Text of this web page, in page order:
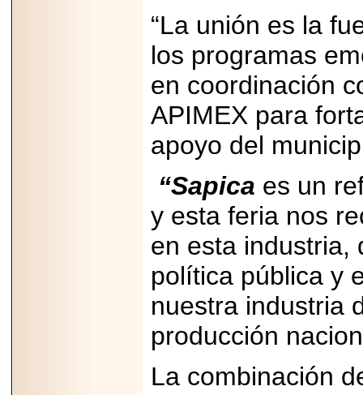
“La unión es la
los programas
en coordinación
APIMEX para
apoyo del
“Sapica es un
y esta feria nos
en esta industria,
política pública y
nuestra industria
producción
La combinación